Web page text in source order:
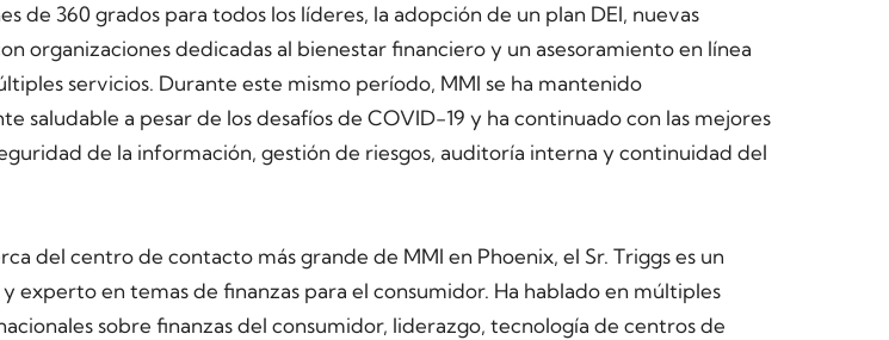
de 360 grados para todos los líderes, la adopción de un plan DEI, nuevas
organizaciones dedicadas al bienestar financiero y un asesoramiento en línea
servicios. Durante este mismo período, MMI se ha mantenido
saludable a pesar de los desafíos de COVID-19 y ha continuado con las mejores
de la información, gestión de riesgos, auditoría interna y continuidad del
del centro de contacto más grande de MMI en Phoenix, el Sr. Triggs es un
experto en temas de finanzas para el consumidor. Ha hablado en múltiples
sobre finanzas del consumidor, liderazgo, tecnología de centros de